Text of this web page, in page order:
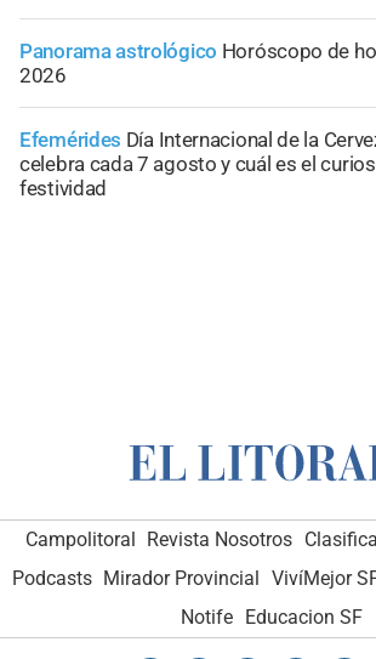
Panorama astrológico Horóscopo de
2026
Efemérides Día Internacional de la
celebra cada 7 agosto y cuál es el
festividad
Campolitoral Revista Nosotros
Podcasts Mirador Provincial VivíMejor
Notife Educacion SF